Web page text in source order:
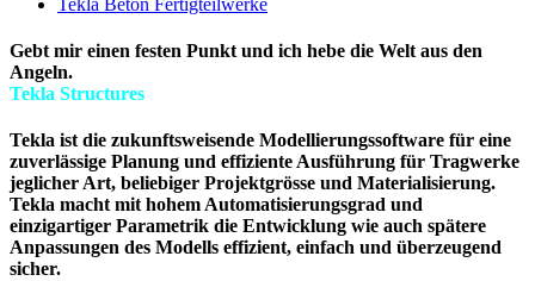
Tekla Beton Fertigteilwerke
Gebt mir einen festen Punkt und ich hebe die Welt aus den
Angeln.
Tekla Structures
Tekla ist die zukunftsweisende Modellierungssoftware für eine
zuverlässige Planung und effiziente Ausführung für Tragwerke
jeglicher Art, beliebiger Projektgrösse und Materialisierung.
Tekla macht mit hohem Automatisierungsgrad und
einzigartiger Parametrik die Entwicklung wie auch spätere
Anpassungen des Modells effizient, einfach und überzeugend
sicher.